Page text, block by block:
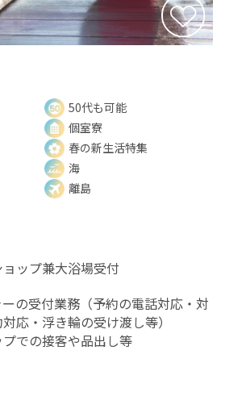
50代も可能
個室寮
春の新生活特集
海
離島
ップ兼大浴場受付
ーの受付業務（予約の電話対応・対
応・浮き輪の受け渡し等）
プでの接客や品出し等